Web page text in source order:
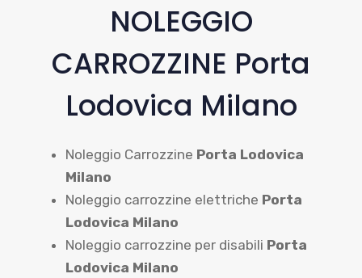
NOLEGGIO
CARROZZINE Porta
Lodovica Milano
Noleggio Carrozzine Porta Lodovica
Milano
Noleggio carrozzine elettriche Porta
Lodovica Milano
Noleggio carrozzine per disabili Porta
Lodovica Milano